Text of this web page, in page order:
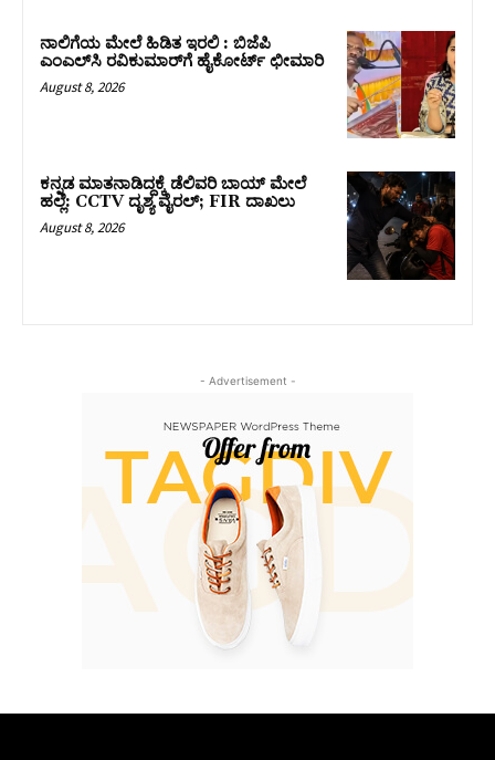
ನಾಲಿಗೆಯ ಮೇಲೆ ಹಿಡಿತ ಇರಲಿ : ಬಿಜೆಪಿ
ಎಂಎಲ್‌ಸಿ ರವಿಕುಮಾರ್‌ಗೆ ಹೈಕೋರ್ಟ್ ಛೀಮಾರಿ
August 8, 2026
ಕನ್ನಡ ಮಾತನಾಡಿದ್ದಕ್ಕೆ ಡೆಲಿವರಿ ಬಾಯ್ ಮೇಲೆ
ಹಲ್ಲೆ: CCTV ದೃಶ್ಯ ವೈರಲ್; FIR ದಾಖಲು
August 8, 2026
- Advertisement -